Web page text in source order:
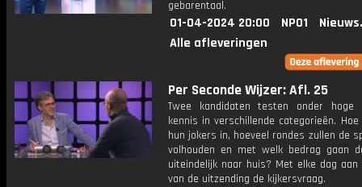
gebarentaal.
01-04-2024 20:00 NPO1
Alle afleveringen
Per Seconde Wijzer: Afl. 25
Twee kandidaten testen onder hoge
kennis in verschillende categorieën.
hun jokers in, hoeveel rondes zullen de
volhouden en met welk bedrag gaan
uiteindelijk naar huis? Met elke dag
van de uitzending de kijkersvraag.